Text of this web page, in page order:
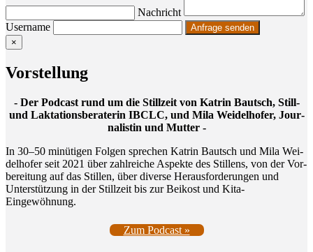
Nachricht
Username
×
Vor­stel­lung
- Der Pod­cast rund um die Still­zeit von Kat­rin Bautsch, Still-
und Lak­ta­ti­ons­be­ra­te­rin IBCLC, und Mila Wei­del­ho­fer, Jour­
na­lis­tin und Mutter -
In 30–50 minü­ti­gen Fol­gen spre­chen Kat­rin Bautsch und Mila Wei­
del­ho­fer seit 2021 über zahl­rei­che Aspek­te des Stil­lens, von der Vor­
be­rei­tung auf das Stil­len, über diver­se Her­aus­for­de­run­gen und
Unter­stüt­zung in der Still­zeit bis zur Bei­kost und Kita-
Eingewöhnung.
Zum Podcast »